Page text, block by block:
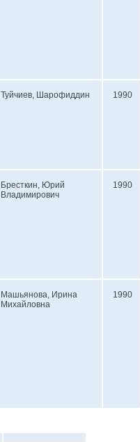
Туйчиев, Шарофиддин 1990
Бресткин, Юрий
Владимирович
1990
Машьянова, Ирина
Михайловна
1990